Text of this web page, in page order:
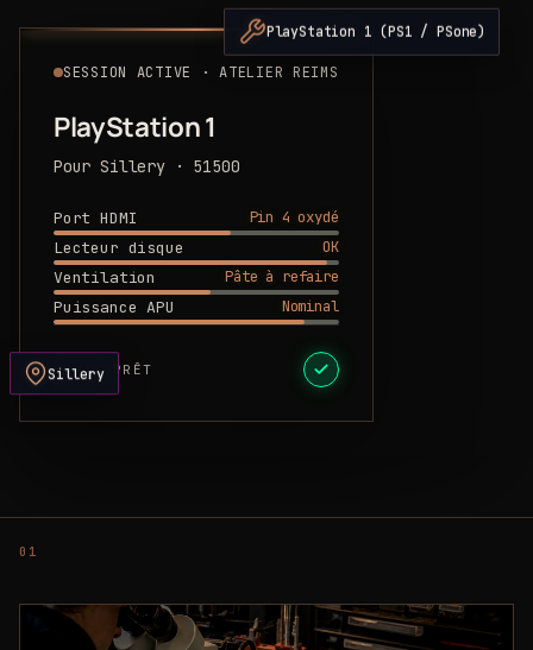
SESSION ACTIVE · ATELIER REIMS
PlayStation 1
Pour Sillery · 51500
Port HDMI
Pin 4 oxydé
Lecteur disque
OK
Ventilation
Pâte à refaire
Puissance APU
Nominal
DEVIS PRÊT
PlayStation 1 (PS1 / PSone)
Sillery